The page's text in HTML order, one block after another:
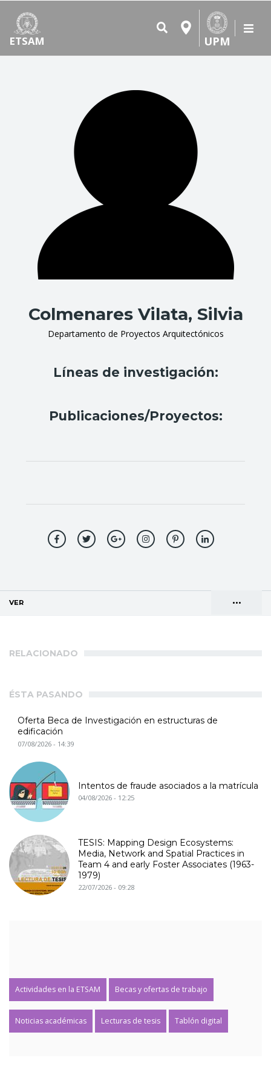
ETSAM UPM
Colmenares Vilata, Silvia
Departamento de Proyectos Arquitectónicos
Líneas de investigación:
Publicaciones/Proyectos:
•••
VER
RELACIONADO
ÉSTA PASANDO
Oferta Beca de Investigación en estructuras de
edificación
07/08/2026 - 14:39
Intentos de fraude asociados a la matrícula
04/08/2026 - 12:25
TESIS: Mapping Design Ecosystems:
Media, Network and Spatial Practices in
Team 4 and early Foster Associates (1963-
1979)
22/07/2026 - 09:28
Actividades en la ETSAM Becas y ofertas de trabajo
Noticias académicas Lecturas de tesis Tablón digital